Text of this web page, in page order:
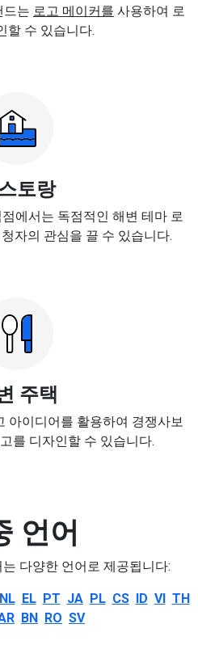
드는 로고 메이커를 사용하여 로
할 수 있습니다.
토랑
에서는 독점적인 해변 테마 로
자의 관심을 끌 수 있습니다.
주택
아이디어를 활용하여 경쟁사보
를 디자인할 수 있습니다.
언어
다양한 언어로 제공됩니다:
NL EL PT JA PL CS ID VI TH
BN RO SV